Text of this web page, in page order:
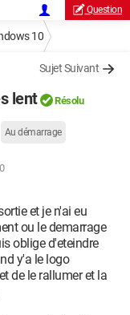
Question
10
Sujet Suivant
lent Résolu
Au démarrage
et je n'ai eu
ou le demarrage
oblige d'eteindre
y'a le logo
de le rallumer et la